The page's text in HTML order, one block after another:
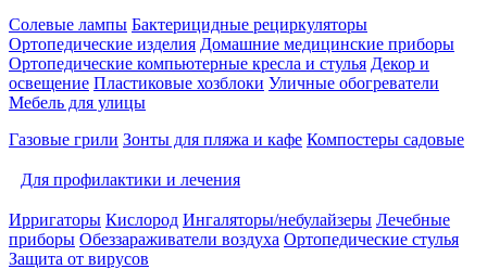
Солевые лампы Бактерицидные рециркуляторы
Ортопедические изделия Домашние медицинские приборы
Ортопедические компьютерные кресла и стулья Декор и
освещение Пластиковые хозблоки Уличные обогреватели
Мебель для улицы
Газовые грили Зонты для пляжа и кафе Компостеры садовые
Для профилактики и лечения
Ирригаторы Кислород Ингаляторы/небулайзеры Лечебные
приборы Обеззараживатели воздуха Ортопедические стулья
Защита от вирусов